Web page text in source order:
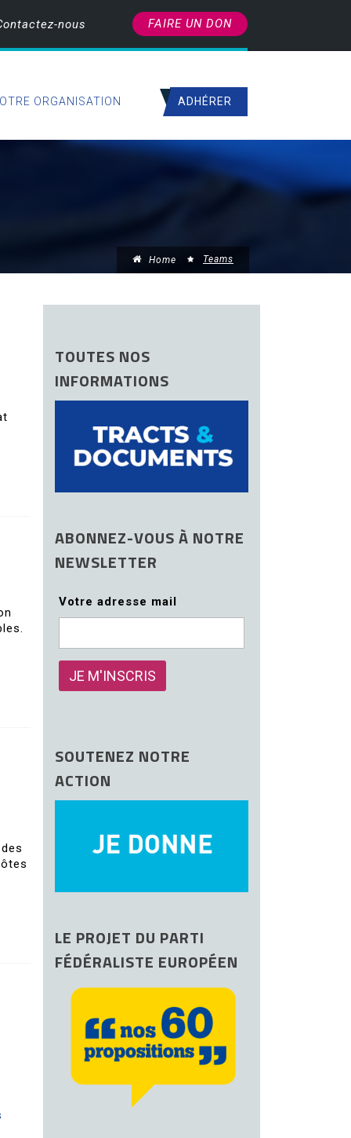
nous FAIRE UN DON
ORGANISATION ADHÉRER
Home Teams
TOUTES NOS
INFORMATIONS
ABONNEZ-VOUS À NOTRE
NEWSLETTER
Votre adresse mail
SOUTENEZ NOTRE
ACTION
LE PROJET DU PARTI
FÉDÉRALISTE EUROPÉEN